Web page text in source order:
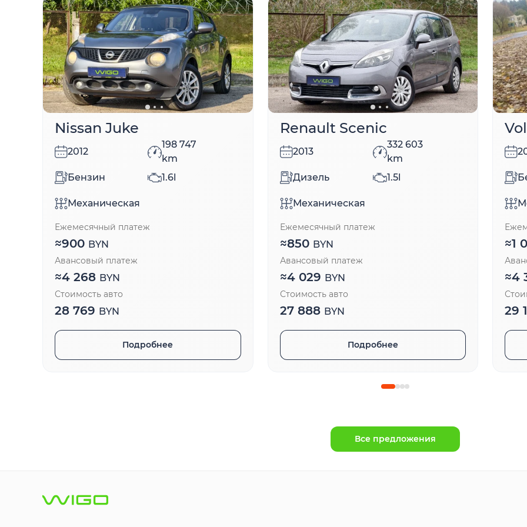
Nissan Juke
2012
198 747
km
Бензин
1.6l
Механическая
Ежемесячный платеж
≈900 BYN
Авансовый платеж
≈4 268 BYN
Стоимость авто
28 769 BYN
Подробнее
Renault Scenic
2013
332 603
km
Дизель
1.5l
Механическая
Ежемесячный платеж
≈850 BYN
Авансовый платеж
≈4 029 BYN
Стоимость авто
27 888 BYN
Подробнее
≈1
≈4
29
Все предложения